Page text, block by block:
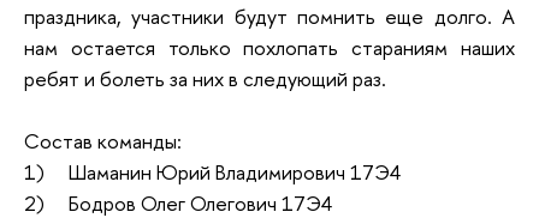
праздника, участники будут помнить еще долго. А
нам остается только похлопать стараниям наших
ребят и болеть за них в следующий раз.
Состав команды:
1) Шаманин Юрий Владимирович 17Э4
2) Бодров Олег Олегович 17Э4